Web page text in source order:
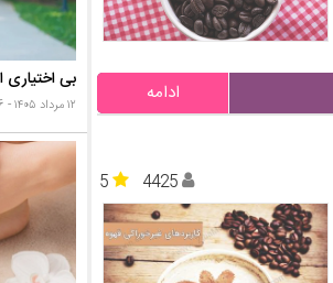
ادامه
5
4425
۱۲ مرداد ۱۴۰۵ - ۱۴:۱۶